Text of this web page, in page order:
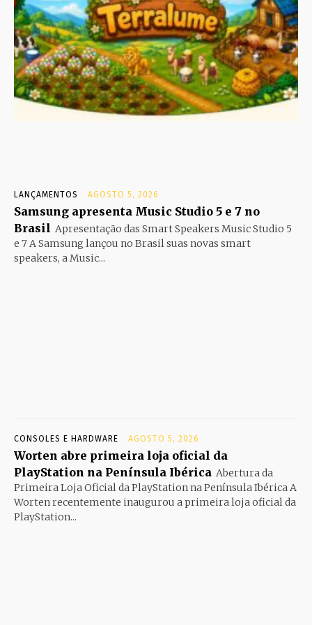
LANÇAMENTOS AGOSTO 5, 2026
Samsung apresenta Music Studio 5 e 7 no
Brasil Apresentação das Smart Speakers Music Studio 5
e 7 A Samsung lançou no Brasil suas novas smart
speakers, a Music...
CONSOLES E HARDWARE AGOSTO 5, 2026
Worten abre primeira loja oficial da
PlayStation na Península Ibérica Abertura da
Primeira Loja Oficial da PlayStation na Península Ibérica A
Worten recentemente inaugurou a primeira loja oficial da
PlayStation...